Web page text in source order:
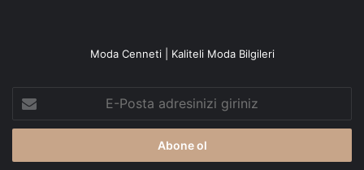
Moda Cenneti | Kaliteli Moda Bilgileri
Posta
adresinizi